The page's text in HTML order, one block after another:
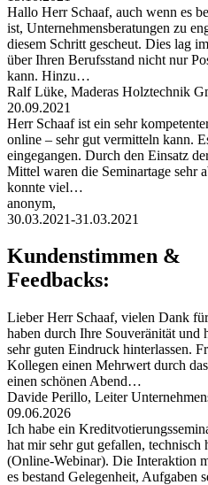
Hallo Herr Schaaf, auch wenn es
ist, Unternehmensberatungen zu
diesem Schritt gescheut. Dies lag
über Ihren Berufsstand nicht nur
kann. Hinzu…
Ralf Lüke, Maderas Holztechnik
20.09.2021
Herr Schaaf ist ein sehr
online – sehr gut vermitteln kann.
eingegangen. Durch den Einsatz
Mittel waren die Seminartage sehr
konnte viel…
anonym,
30.03.2021-31.03.2021
Kundenstimmen &
Feedbacks:
Lieber Herr Schaaf, vielen Dank
haben durch Ihre Souveränität und
sehr guten Eindruck hinterlassen.
Kollegen einen Mehrwert durch
einen schönen Abend…
Davide Perillo, Leiter
09.06.2026
Ich habe ein
hat mir sehr gut gefallen,
(Online-Webinar). Die Interaktion
es bestand Gelegenheit, Aufgaben